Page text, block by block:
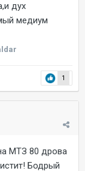
дух
медиум
1
МТЗ 80 дрова
Бодрый